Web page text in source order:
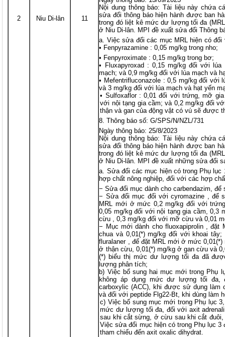
2 Niu Di-lân 11
Nội dung thông báo: Tài liệu này chứa
sửa đổi thông báo hiện hành được ban
trong đó liệt kê mức dư lượng tối đa
ở Niu Di-lân. MPI đề xuất sửa đổi Thông
Việc sửa đổi các mục MRL hiện có
• Fenpyrazamine : 0,05 mg/kg trong nho;
• Fenpyroximate : 0,15 mg/kg trong bơ;
• Fluxapyroxad : 0,15 mg/kg đối với
mạch; và 0,9 mg/kg đối với lúa mạch và
• Mefentrifluconazole : 0,5 mg/kg đối với
và 3 mg/kg đối với lúa mạch và hạt yến
• Sulfoxaflor : 0,01 đối với trứng, mỡ
với nội tạng gia cầm; và 0,2 mg/kg đối
thận và gan của động vật có vú sẽ được
Thông báo số: G/SPS/N/NZL/731
Ngày thông báo: 25/8/2023
Nội dung thông báo: Tài liệu này chứa
sửa đổi thông báo hiện hành được ban
trong đó liệt kê mức dư lượng tối đa
ở Niu Di-lân. MPI đề xuất những sửa đổi
Sửa đổi các mục hiện có trong Phụ
hợp chất nông nghiệp, đối với các hợp
− Sửa đổi mục dành cho carbendazim,
− Sửa đổi mục đối với cyromazine , để
MRL mới ở mức 0,2 mg/kg đối với
0,05 mg/kg đối với nội tạng gia cầm, 0,3
cừu , 0,3 mg/kg đối với mỡ cừu và 0,01
− Mục mới dành cho fluoxapiprolin ,
chua và 0,01(*) mg/kg đối với khoai
fluralaner , để đặt MRL mới ở mức
ở thận cừu, 0,01(*) mg/kg ở gan cừu và
(*) biểu thị mức dư lượng tối đa đã
lượng phân tích;
b) Việc bổ sung hai mục mới trong Phụ
không áp dụng mức dư lượng tối đa,
carboxylic (ACC), khi được sử dụng
và đối với peptide Flg22-Bt, khi dùng làm
c) Việc bổ sung mục mới trong Phụ lục
mức dư lượng tối đa, đối với axit
sau khi cắt sừng, ở cừu sau khi cắt
Việc sửa đổi mục hiện có trong Phụ lục
tham chiếu đến axit oxalic dihydrat.